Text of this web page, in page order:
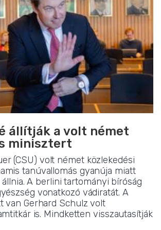
állítják a volt német
minisztert
(CSU) volt német közlekedési
tanúvallomás gyanúja miatt
A berlini tartományi bíróság
vonatkozó vádiratát. A
van Gerhard Schulz volt
is. Mindketten visszautasítják